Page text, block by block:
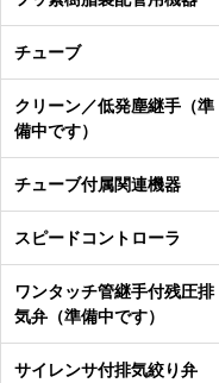
チューブ
クリーン／低発塵継手（準
備中です）
チューブ付属関連機器
スピードコントローラ
ワンタッチ管継手付残圧排
気弁（準備中です）
サイレンサ付排気絞り弁